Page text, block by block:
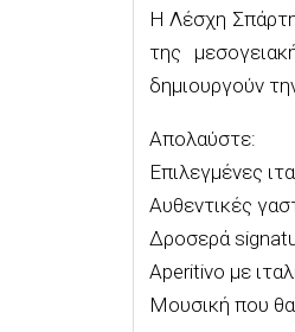
Η Λέσχη
της
δημιουργούν
Απολαύστε:
Επιλεγμένες
Αυθεντικές
Δροσερά
Aperitivo με
Μουσική που